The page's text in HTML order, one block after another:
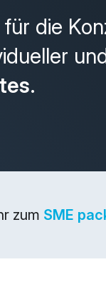
die
.
zum SME